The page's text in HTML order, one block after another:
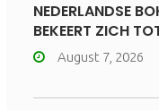
NEDERLANDSE
BEKEERT ZICH
August 7, 2026